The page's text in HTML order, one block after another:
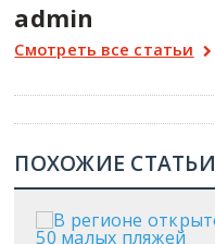
admin
Смотреть все статьи
ПОХОЖИЕ СТАТЬИ